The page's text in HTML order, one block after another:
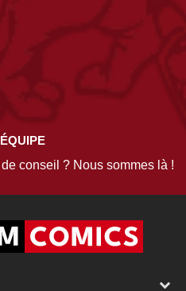
conseil ? Nous sommes là !